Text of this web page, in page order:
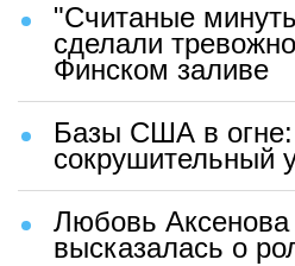
"Считаные
сделали
Финском заливе
Базы США в
сокрушительный
Любовь
высказалась о